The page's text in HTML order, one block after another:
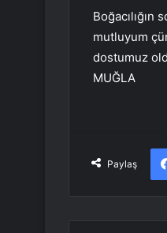
mutluyum
dostumuz
MUĞLA
Paylaş